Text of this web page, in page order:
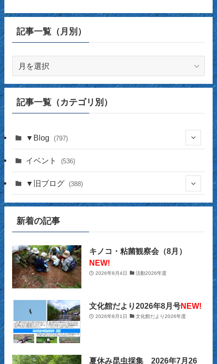
記事一覧（月別）
一
覧
（月
記事一覧（カテゴリ別）
▼Blog (797)
(16)
(44)
(31)
(27)
(20)
(29)
(141)
(4)
(13)
(9)
(17)
(63)
(10)
(2)
イベント (536)
▼旧ブログ (388)
(14)
(18)
(14)
(15)
(21)
(22)
新着の記事
キノコ・粘菌観察会（8月）
NEW!
2026年8月4日 活動2026年度
文化館だより2026年8月号NEW!
2026年8月1日 文化館だより2026年度
夏休み昆虫採集 2026年7月26